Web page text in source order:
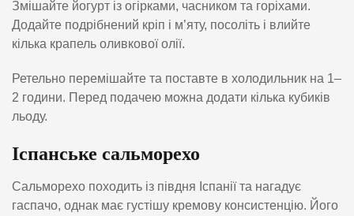
Змішайте йогурт із огірками, часником та горіхами.
Додайте подрібнений кріп і м’яту, посоліть і влийте
кілька крапель оливкової олії.
Ретельно перемішайте та поставте в холодильник на 1–
2 години. Перед подачею можна додати кілька кубиків
льоду.
Іспанське сальморехо
Сальморехо походить із півдня Іспанії та нагадує
гаспачо, однак має густішу кремову консистенцію. Його